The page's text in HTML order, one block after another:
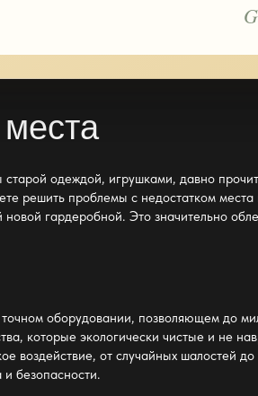
старой одеждой, игрушками, давно
решить проблемы с недостатком места
новой гардеробной. Это значительно
оборудовании, позволяющем до
которые экологически чистые и не
воздействие, от случайных шалостей
безопасности.